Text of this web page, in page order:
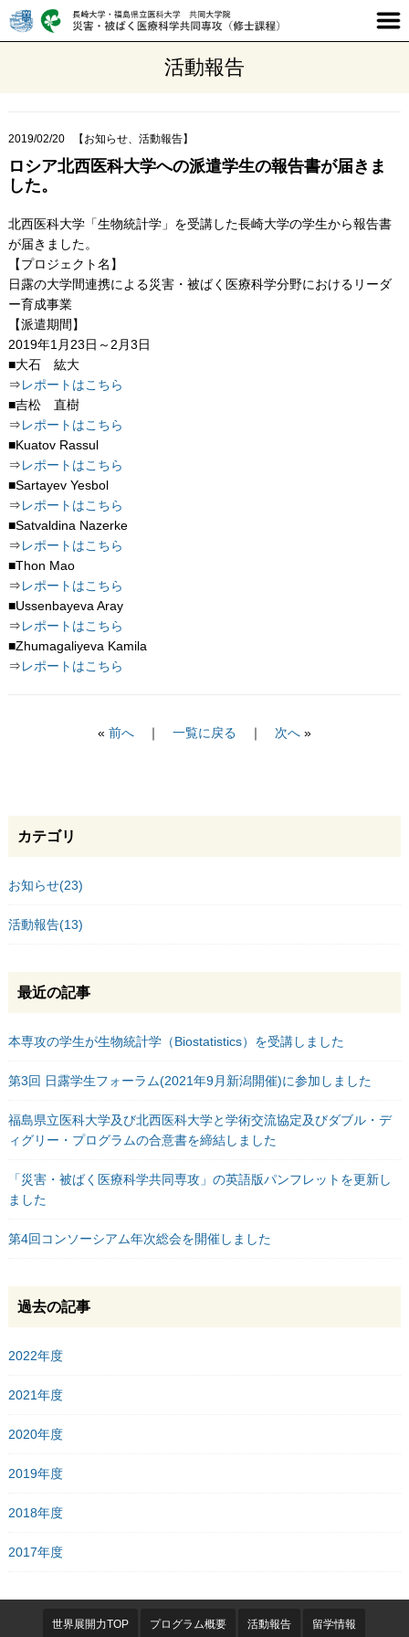
活動報告
2019/02/20 【お知らせ、活動報告】
ロシア北西医科大学への派遣学生の報告書が届きま
した。
北西医科大学「生物統計学」を受講した長崎大学の学生から報告書
が届きました。
【プロジェクト名】
日露の大学間連携による災害・被ばく医療科学分野におけるリーダ
ー育成事業
【派遣期間】
2019年1月23日～2月3日
■大石 紘大
⇒レポートはこちら
■吉松 直樹
⇒レポートはこちら
■Kuatov Rassul
⇒レポートはこちら
■Sartayev Yesbol
⇒レポートはこちら
■Satvaldina Nazerke
⇒レポートはこちら
■Thon Mao
⇒レポートはこちら
■Ussenbayeva Aray
⇒レポートはこちら
■Zhumagaliyeva Kamila
⇒レポートはこちら
« 前へ｜ 一覧に戻る ｜ 次へ»
カテゴリ
お知らせ(23)
活動報告(13)
最近の記事
本専攻の学生が生物統計学（Biostatistics）を受講しました
第3回 日露学生フォーラム(2021年9月新潟開催)に参加しました
福島県立医科大学及び北西医科大学と学術交流協定及びダブル・デ
ィグリー・プログラムの合意書を締結しました
「災害・被ばく医療科学共同専攻」の英語版パンフレットを更新し
ました
第4回コンソーシアム年次総会を開催しました
過去の記事
2022年度
2021年度
2020年度
2019年度
2018年度
2017年度
世界展開力TOP プログラム概要 活動報告 留学情報